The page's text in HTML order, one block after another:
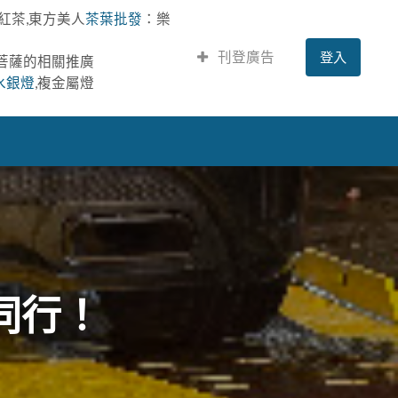
茶,東方美人 茶葉批發 ：樂
薩的相關推廣
銀燈 ,複金屬燈
刊登廣告 登入
行！